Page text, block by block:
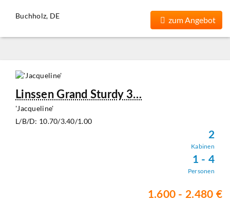
Buchholz, DE zum Angebot
Linssen Grand Sturdy 3…
'Jacqueline'
L/B/D: 10.70/3.40/1.00
2
Kabinen
1 - 4
Personen
1.600 - 2.480 €